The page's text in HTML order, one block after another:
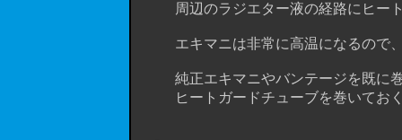
周辺のラジエター液の経路にヒート
エキマニは非常に高温になるので、
純正エキマニやバンテージを既に巻
ヒートガードチューブを巻いておく